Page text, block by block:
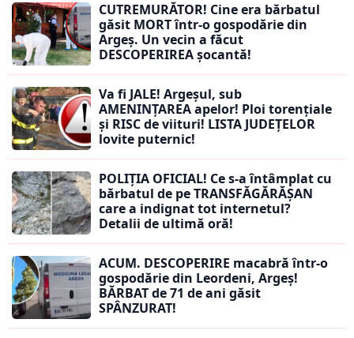
CUTREMURĂTOR! Cine era bărbatul
găsit MORT într-o gospodărie din
Argeș. Un vecin a făcut
DESCOPERIREA șocantă!
Va fi JALE! Argeșul, sub
AMENINȚAREA apelor! Ploi torențiale
și RISC de viituri! LISTA JUDEȚELOR
lovite puternic!
POLIȚIA OFICIAL! Ce s-a întâmplat cu
bărbatul de pe TRANSFĂGĂRĂȘAN
care a indignat tot internetul?
Detalii de ultimă oră!
ACUM. DESCOPERIRE macabră într-o
gospodărie din Leordeni, Argeș!
BĂRBAT de 71 de ani găsit
SPÂNZURAT!